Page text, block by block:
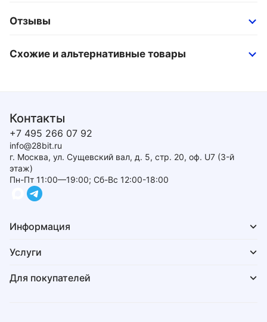
Отзывы
Схожие и альтернативные товары
Контакты
+7 495 266 07 92
info@28bit.ru
г. Москва, ул. Сущевский вал, д. 5, стр. 20, оф. U7 (3-й
этаж)
Пн-Пт 11:00—19:00; Сб-Вс 12:00-18:00
Информация
Услуги
Для покупателей